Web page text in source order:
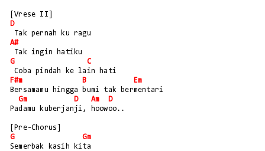
[Vrese II]
D
Tak pernah ku ragu
A#
Tak ingin hatiku
G
C
Coba pindah ke lain hati
F#m
B
Em
Bersamamu hingga bumi tak bermentari
Gm
D Am
D
Padamu kuberjanji, hoowoo..
[Pre-Chorus]
G
Gm
Semerbak kasih kita